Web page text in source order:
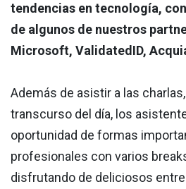
tendencias en tecnología,
de algunos de nuestros
Microsoft, ValidatedID,
Además de asistir a las
transcurso del día, los
oportunidad de formas
profesionales con varios
disfrutando de deliciosos